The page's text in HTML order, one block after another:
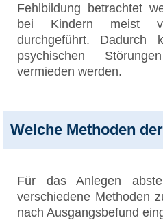
Fehlbildung betrachtet
bei Kindern meist
durchgeführt. Dadurch
psychischen
vermieden werden.
Welche Methoden
Für das Anlegen
verschiedene Methoden
nach Ausgangsbefund